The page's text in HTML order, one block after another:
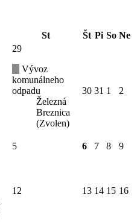
St Št Pi So Ne
29
Vývoz
komunálneho
odpadu
Železná
Breznica
(Zvolen)
30 31 1 2
5 6 7 8 9
12 13 14 15 16